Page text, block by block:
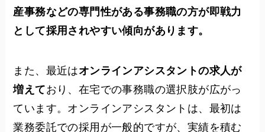
産事務などの専門性がある事務職の方が即戦力
として採用されやすい傾向があります。
また、最近はオンラインアシスタントの求人が
増えており、在宅での事務職の選択肢が広がっ
ています。オンラインアシスタントは、最初は
業務委託での採用が一般的ですが、実績を積む